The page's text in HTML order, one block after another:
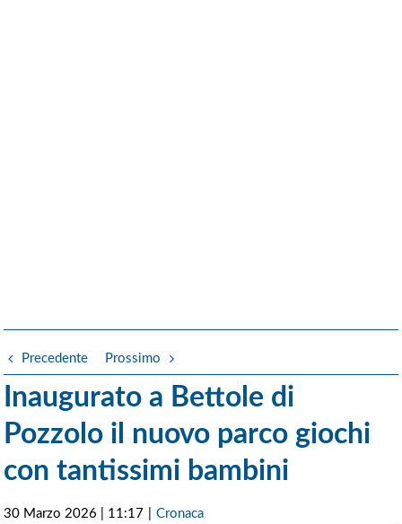
Precedente Prossimo
Inaugurato a Bettole di
Pozzolo il nuovo parco giochi
con tantissimi bambini
30 Marzo 2026 | 11:17
Cronaca